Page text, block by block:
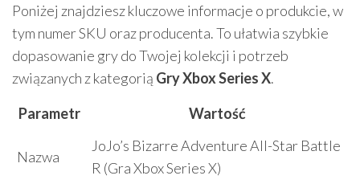
Poniżej znajdziesz kluczowe informacje o produkcie, w
tym numer SKU oraz producenta. To ułatwia szybkie
dopasowanie gry do Twojej kolekcji i potrzeb
związanych z kategorią Gry Xbox Series X.
Parametr
Wartość
Nazwa
JoJo’s Bizarre Adventure All-Star Battle
R (Gra Xbox Series X)